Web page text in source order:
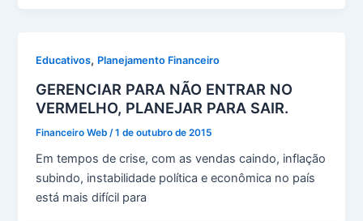
Educativos, Planejamento Financeiro
GERENCIAR PARA NÃO ENTRAR NO
VERMELHO, PLANEJAR PARA SAIR.
Financeiro Web /1 de outubro de 2015
Em tempos de crise, com as vendas caindo, inflação
subindo, instabilidade política e econômica no país
está mais difícil para